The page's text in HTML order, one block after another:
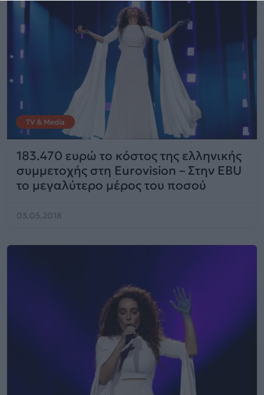
TV & Media
183.470 ευρώ το κόστος της ελληνικής
συμμετοχής στη Eurovision – Στην EBU
τo μεγαλύτερο μέρος του ποσού
03.05.2018